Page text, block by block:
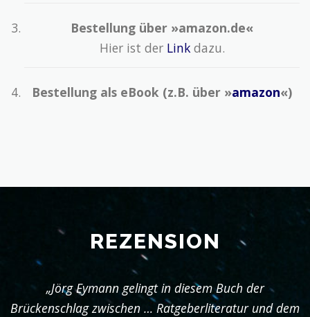
Bestellung über »amazon.de«
Hier ist der Linkdazu.
Bestellung als eBook (z.B. über »amazon«)
REZENSION
„Jörg Eymann gelingt in diesem Buch der
Brückenschlag zwischen … Ratgeberliteratur und dem